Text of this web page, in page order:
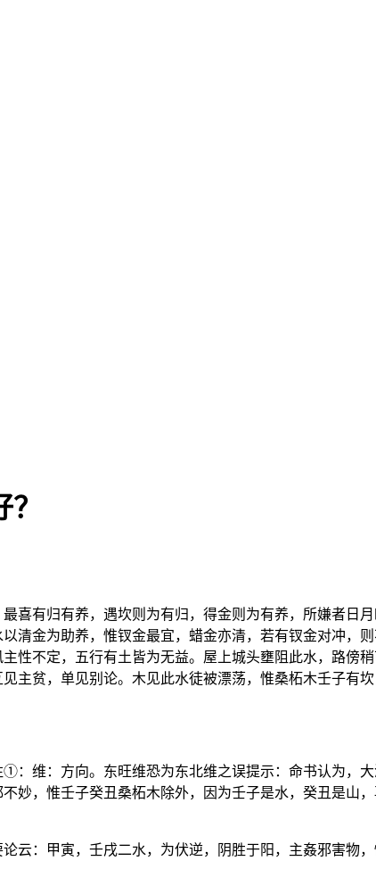
喜有归有养，遇坎则为有归，得金则为有养，所嫌者日
清金为助养，惟钗金最宜，蜡金亦清，若有钗金对冲，
性不定，五行有土皆为无益。屋上城头壅阻此水，路傍
主贫，单见别论。木见此水徒被漂荡，惟桑柘木壬子有
维：方向。东旺维恐为东北维之误提示：命书认为，
妙，惟壬子癸丑桑柘木除外，因为壬子是水，癸丑是山
云：甲寅，壬戌二水，为伏逆，阴胜于阳，主姦邪害物